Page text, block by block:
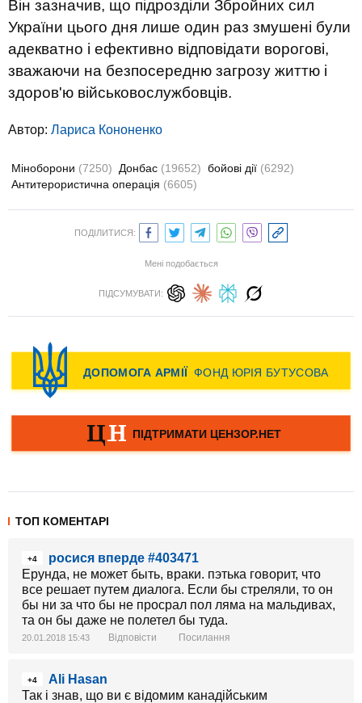
Він зазначив, що підрозділи Збройних сил
України цього дня лише один раз змушені були
адекватно і ефективно відповідати ворогові,
зважаючи на безпосередню загрозу життю і
здоров'ю військовослужбовців.
Автор: Лариса Кононенко
Міноборони (7250) Донбас (19652) бойові дії (6292)
Антитерористична операція (6605)
ПОДІЛИТИСЯ:
Мені подобається
ПІДСУМУВАТИ:
ТОП КОМЕНТАРІ
+4
росися вперде #403471
Ерунда, не может быть, враки. пэтька говорит, что
все решает путем диалога. Если бы стреляли, то он
бы ни за что бы не просрал пол ляма на мальдивах,
та он бы даже не полетел бы туда.
20.01.2018 15:43 Відповісти Посилання
+4
Ali Hasan
Так і знав, що ви є відомим канадійським